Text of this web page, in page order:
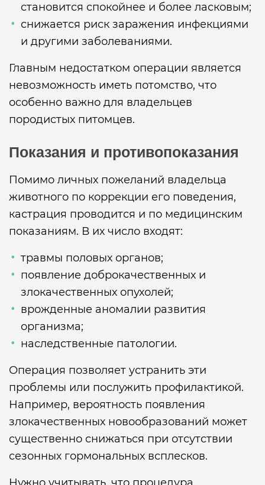
становится спокойнее и более ласковым;
снижается риск заражения инфекциями
и другими заболеваниями.
Главным недостатком операции является
невозможность иметь потомство, что
особенно важно для владельцев
породистых питомцев.
Показания и противопоказания
Помимо личных пожеланий владельца
животного по коррекции его поведения,
кастрация проводится и по медицинским
показаниям. В их число входят:
травмы половых органов;
появление доброкачественных и
злокачественных опухолей;
врожденные аномалии развития
организма;
наследственные патологии.
Операция позволяет устранить эти
проблемы или послужить профилактикой.
Например, вероятность появления
злокачественных новообразований может
существенно снижаться при отсутствии
сезонных гормональных всплесков.